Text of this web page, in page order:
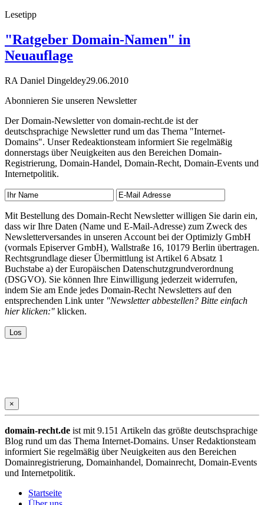
Lesetipp
"Ratgeber Domain-Namen" in
Neuauflage
RA Daniel Dingeldey29.06.2010
Abonnieren Sie unseren Newsletter
Der Domain-Newsletter von domain-recht.de ist der
deutschsprachige Newsletter rund um das Thema "Internet-
Domains". Unser Redeaktionsteam informiert Sie regelmäßig
donnerstags über Neuigkeiten aus den Bereichen Domain-
Registrierung, Domain-Handel, Domain-Recht, Domain-Events und
Internetpolitik.
Mit Bestellung des Domain-Recht Newsletter willigen Sie darin ein,
dass wir Ihre Daten (Name und E-Mail-Adresse) zum Zweck des
Newsletterversandes in unseren Account bei der Optimizly GmbH
(vormals Episerver GmbH), Wallstraße 16, 10179 Berlin übertragen.
Rechtsgrundlage dieser Übermittlung ist Artikel 6 Absatz 1
Buchstabe a) der Europäischen Datenschutzgrundverordnung
(DSGVO). Sie können Ihre Einwilligung jederzeit widerrufen,
indem Sie am Ende jedes Domain-Recht Newsletters auf den
entsprechenden Link unter "Newsletter abbestellen? Bitte einfach
hier klicken:" klicken.
×
domain-recht.de ist mit 9.151 Artikeln das größte deutschsprachige
Blog rund um das Thema Internet-Domains. Unser Redaktionsteam
informiert Sie regelmäßig über Neuigkeiten aus den Bereichen
Domainregistrierung, Domainhandel, Domainrecht, Domain-Events
und Internetpolitik.
Startseite